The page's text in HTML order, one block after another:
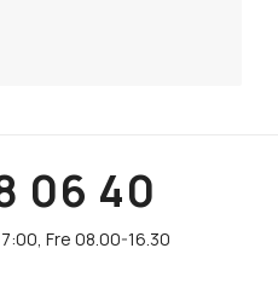
06 40